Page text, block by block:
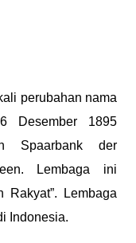
perubahan nama
Desember 1895
Spaarbank der
Lembaga ini
Rakyat”. Lembaga
Indonesia.